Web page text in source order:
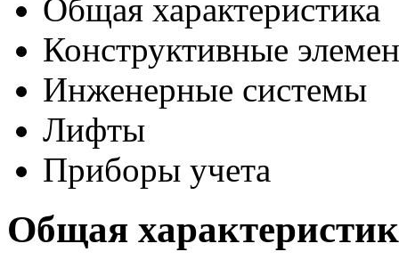
Общая характеристика
Конструктивные
Инженерные системы
Лифты
Приборы учета
Общая